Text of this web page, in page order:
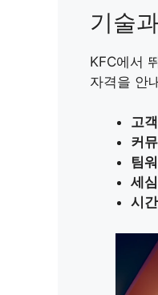
기술
KFC에서
자격을 안
고
커
팀
세
시